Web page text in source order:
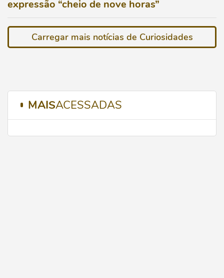
expressão “cheio de nove horas”
Carregar mais notícias de Curiosidades
MAISACESSADAS